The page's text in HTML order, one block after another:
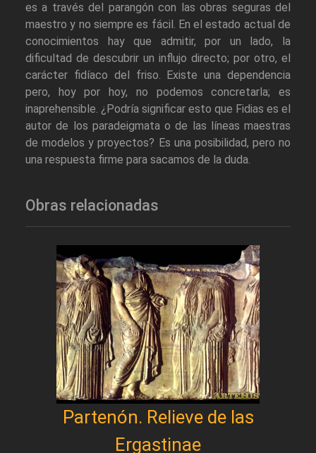
es a través del parangón con las obras seguras del
maestro y no siempre es fácil. En el estado actual de
conocimientos hay que admitir, por un lado, la
dificultad de descubrir un influjo directo; por otro, el
carácter fidíaco del friso. Existe una dependencia
pero, hoy por hoy, no podemos concretarla; es
inaprehensible. ¿Podría significar esto que Fidias es el
autor de los paradeigmata o de las líneas maestras
de modelos y proyectos? Es una posibilidad, pero no
una respuesta firme para sacamos de la duda.
Obras relacionadas
Partenón. Relieve de las
Ergastinae